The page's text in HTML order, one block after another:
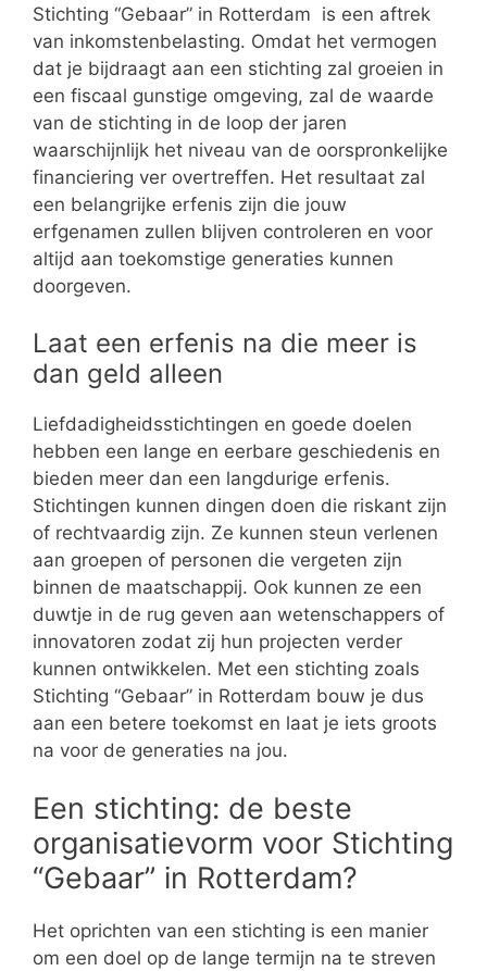
Stichting “Gebaar” in Rotterdam is een aftrek
van inkomstenbelasting. Omdat het vermogen
dat je bijdraagt aan een stichting zal groeien in
een fiscaal gunstige omgeving, zal de waarde
van de stichting in de loop der jaren
waarschijnlijk het niveau van de oorspronkelijke
financiering ver overtreffen. Het resultaat zal
een belangrijke erfenis zijn die jouw
erfgenamen zullen blijven controleren en voor
altijd aan toekomstige generaties kunnen
doorgeven.
Laat een erfenis na die meer is
dan geld alleen
Liefdadigheidsstichtingen en goede doelen
hebben een lange en eerbare geschiedenis en
bieden meer dan een langdurige erfenis.
Stichtingen kunnen dingen doen die riskant zijn
of rechtvaardig zijn. Ze kunnen steun verlenen
aan groepen of personen die vergeten zijn
binnen de maatschappij. Ook kunnen ze een
duwtje in de rug geven aan wetenschappers of
innovatoren zodat zij hun projecten verder
kunnen ontwikkelen. Met een stichting zoals
Stichting “Gebaar” in Rotterdam bouw je dus
aan een betere toekomst en laat je iets groots
na voor de generaties na jou.
Een stichting: de beste
organisatievorm voor Stichting
“Gebaar” in Rotterdam?
Het oprichten van een stichting is een manier
om een doel op de lange termijn na te streven